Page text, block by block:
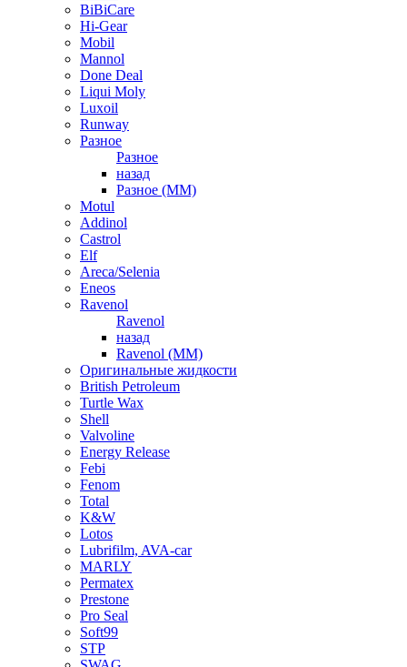
BiBiCare
Hi-Gear
Mobil
Mannol
Done Deal
Liqui Moly
Luxoil
Runway
Разное
Разное
назад
Разное (ММ)
Motul
Addinol
Castrol
Elf
Areca/Selenia
Eneos
Ravenol
Ravenol
назад
Ravenol (ММ)
Оригинальные жидкости
British Petroleum
Turtle Wax
Shell
Valvoline
Energy Release
Febi
Fenom
Total
K&W
Lotos
Lubrifilm, AVA-car
MARLY
Permatex
Prestone
Pro Seal
Soft99
STP